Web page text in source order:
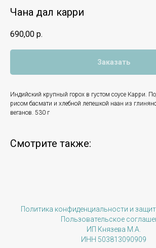
Чана дал карри
690,00 р.
Заказать
Индийский крупный горох в густом соусе Карри.
рисом басмати и хлебной лепешкой наан из
веганов. 530 г
Смотрите также:
Политика конфиденциальности и
Пользовательское
ИП Князева М.А.
ИНН 503813090909